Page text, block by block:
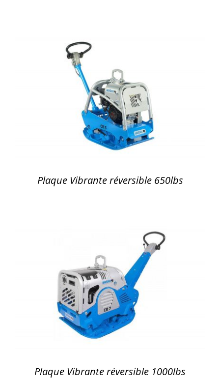
DÉTAILS
Plaque Vibrante réversible 650lbs
DÉTAILS
Plaque Vibrante réversible 1000lbs